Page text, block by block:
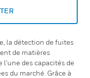
la détection de fuites
de matières
des capacités de
du marché. Grâce à